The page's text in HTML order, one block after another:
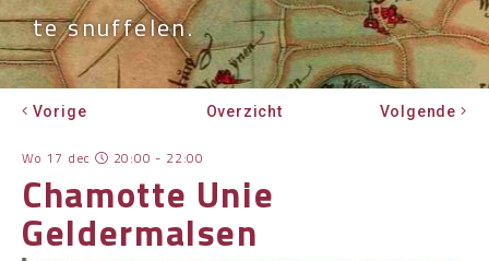
KASTELEN IN WEST BETUWE
WO II
OVER HKWB
LID WORDEN
CONTACT
te snuffelen.
Vorige Overzicht Volgende
Wo 17 dec 20:00 - 22:00
Chamotte Unie
Geldermalsen